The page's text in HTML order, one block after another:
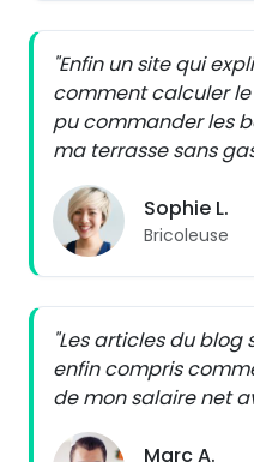
"Enfin un site qui
comment calculer
pu commander les
ma terrasse sans
Sophie L.
Bricoleuse
"Les articles du blog
enfin compris
de mon salaire net
Marc A.